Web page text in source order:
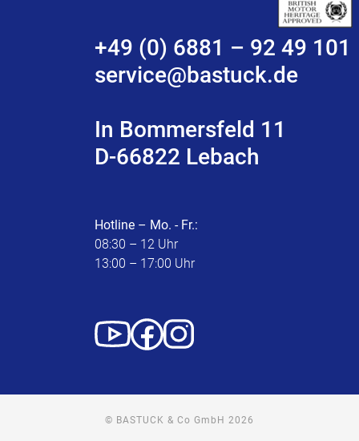
+49 (0) 6881 – 92 49 101
service@bastuck.de
In Bommersfeld 11
D-66822 Lebach
Hotline – Mo. - Fr.:
08:30 – 12 Uhr
13:00 – 17:00 Uhr
© BASTUCK & Co GmbH 2026